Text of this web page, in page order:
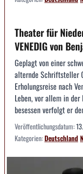
Theater für
VENEDIG von
Geplagt von einer
alternde Schriftsteller
Erholungsreise nach
Leben, vor allem in
besessen verfolgt er
Veröffentlichungsdatum:
Kategorien:Deutschland